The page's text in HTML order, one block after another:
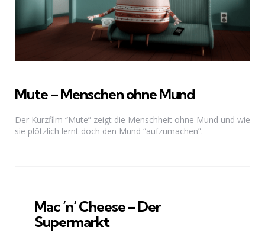
Mute – Menschen ohne Mund
Der Kurzfilm “Mute” zeigt die Menschheit ohne Mund und wie
sie plötzlich lernt doch den Mund “aufzumachen”.
Mac ’n‘ Cheese – Der
Supermarkt